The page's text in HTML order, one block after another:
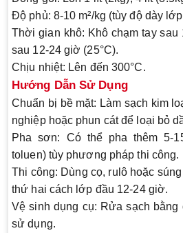
Độ phủ: 8-10 m²/kg (tùy độ dày
Thời gian khô: Khô chạm tay sau
sau 12-24 giờ (25°C).
Chịu nhiệt: Lên đến 300°C.
Hướng Dẫn Sử Dụng
Chuẩn bị bề mặt: Làm sạch kim
nghiệp hoặc phun cát để loại bỏ
Pha sơn: Có thể pha thêm 5-
toluen) tùy phương pháp thi công.
Thi công: Dùng cọ, rulô hoặc
thứ hai cách lớp đầu 12-24 giờ.
Vệ sinh dụng cụ: Rửa sạch bằng
sử dụng.